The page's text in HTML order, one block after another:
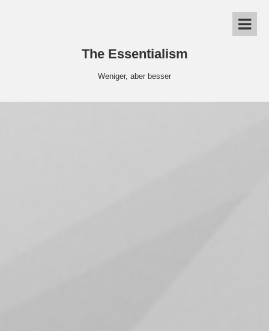
The Essentialism
Weniger, aber besser